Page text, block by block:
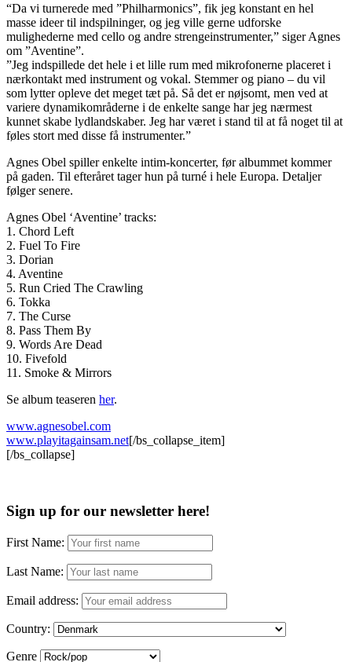
“Da vi turnerede med ”Philharmonics”, fik jeg konstant en hel
masse ideer til indspilninger, og jeg ville gerne udforske
mulighederne med cello og andre strengeinstrumenter,” siger Agnes
om ”Aventine”.
”Jeg indspillede det hele i et lille rum med mikrofonerne placeret i
nærkontakt med instrument og vokal. Stemmer og piano – du vil
som lytter opleve det meget tæt på. Så det er nøjsomt, men ved at
variere dynamikområderne i de enkelte sange har jeg nærmest
kunnet skabe lydlandskaber. Jeg har været i stand til at få noget til at
føles stort med disse få instrumenter.”
Agnes Obel spiller enkelte intim-koncerter, før albummet kommer
på gaden. Til efteråret tager hun på turné i hele Europa. Detaljer
følger senere.
Agnes Obel ‘Aventine’ tracks:
1. Chord Left
2. Fuel To Fire
3. Dorian
4. Aventine
5. Run Cried The Crawling
6. Tokka
7. The Curse
8. Pass Them By
9. Words Are Dead
10. Fivefold
11. Smoke & Mirrors
Se album teaseren her.
www.agnesobel.com
www.playitagainsam.net[/bs_collapse_item]
[/bs_collapse]
Sign up for our newsletter here!
First Name:
Last Name:
Email address:
Country:
Genre